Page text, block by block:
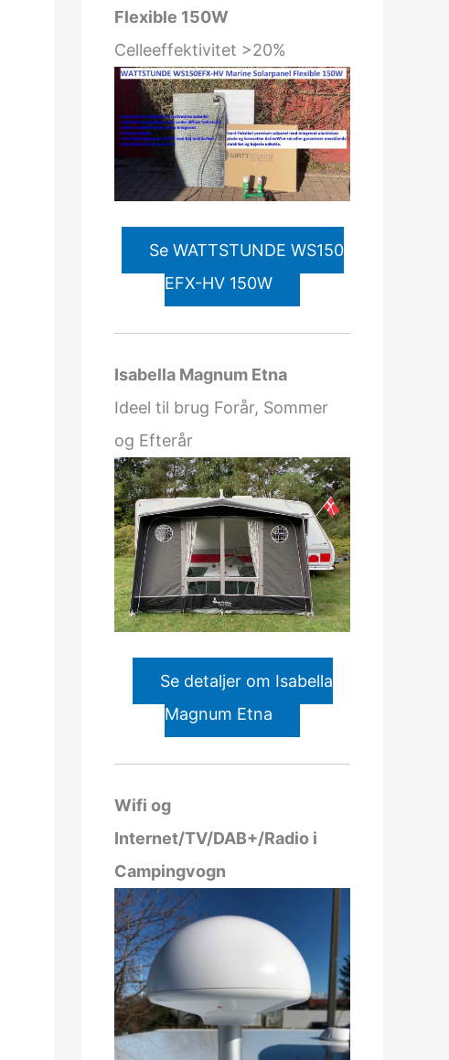
Flexible 150W
Celleeffektivitet >20%
Se WATTSTUNDE WS150
EFX-HV 150W
Isabella Magnum Etna
Ideel til brug Forår, Sommer
og Efterår
Se detaljer om Isabella
Magnum Etna
Wifi og
Internet/TV/DAB+/Radio i
Campingvogn